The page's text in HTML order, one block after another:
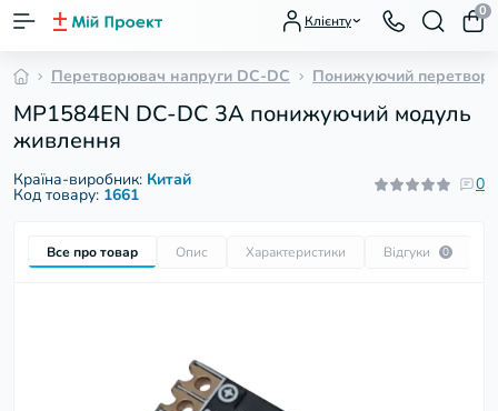
Клієнту
0
Перетворювач напруги DC-DC Понижуючий
MP1584EN DC-DC 3A понижуючий модуль
живлення
Країна-виробник: Китай
Код товару: 1661
0
Все про товар Опис Характеристики Відгуки 0